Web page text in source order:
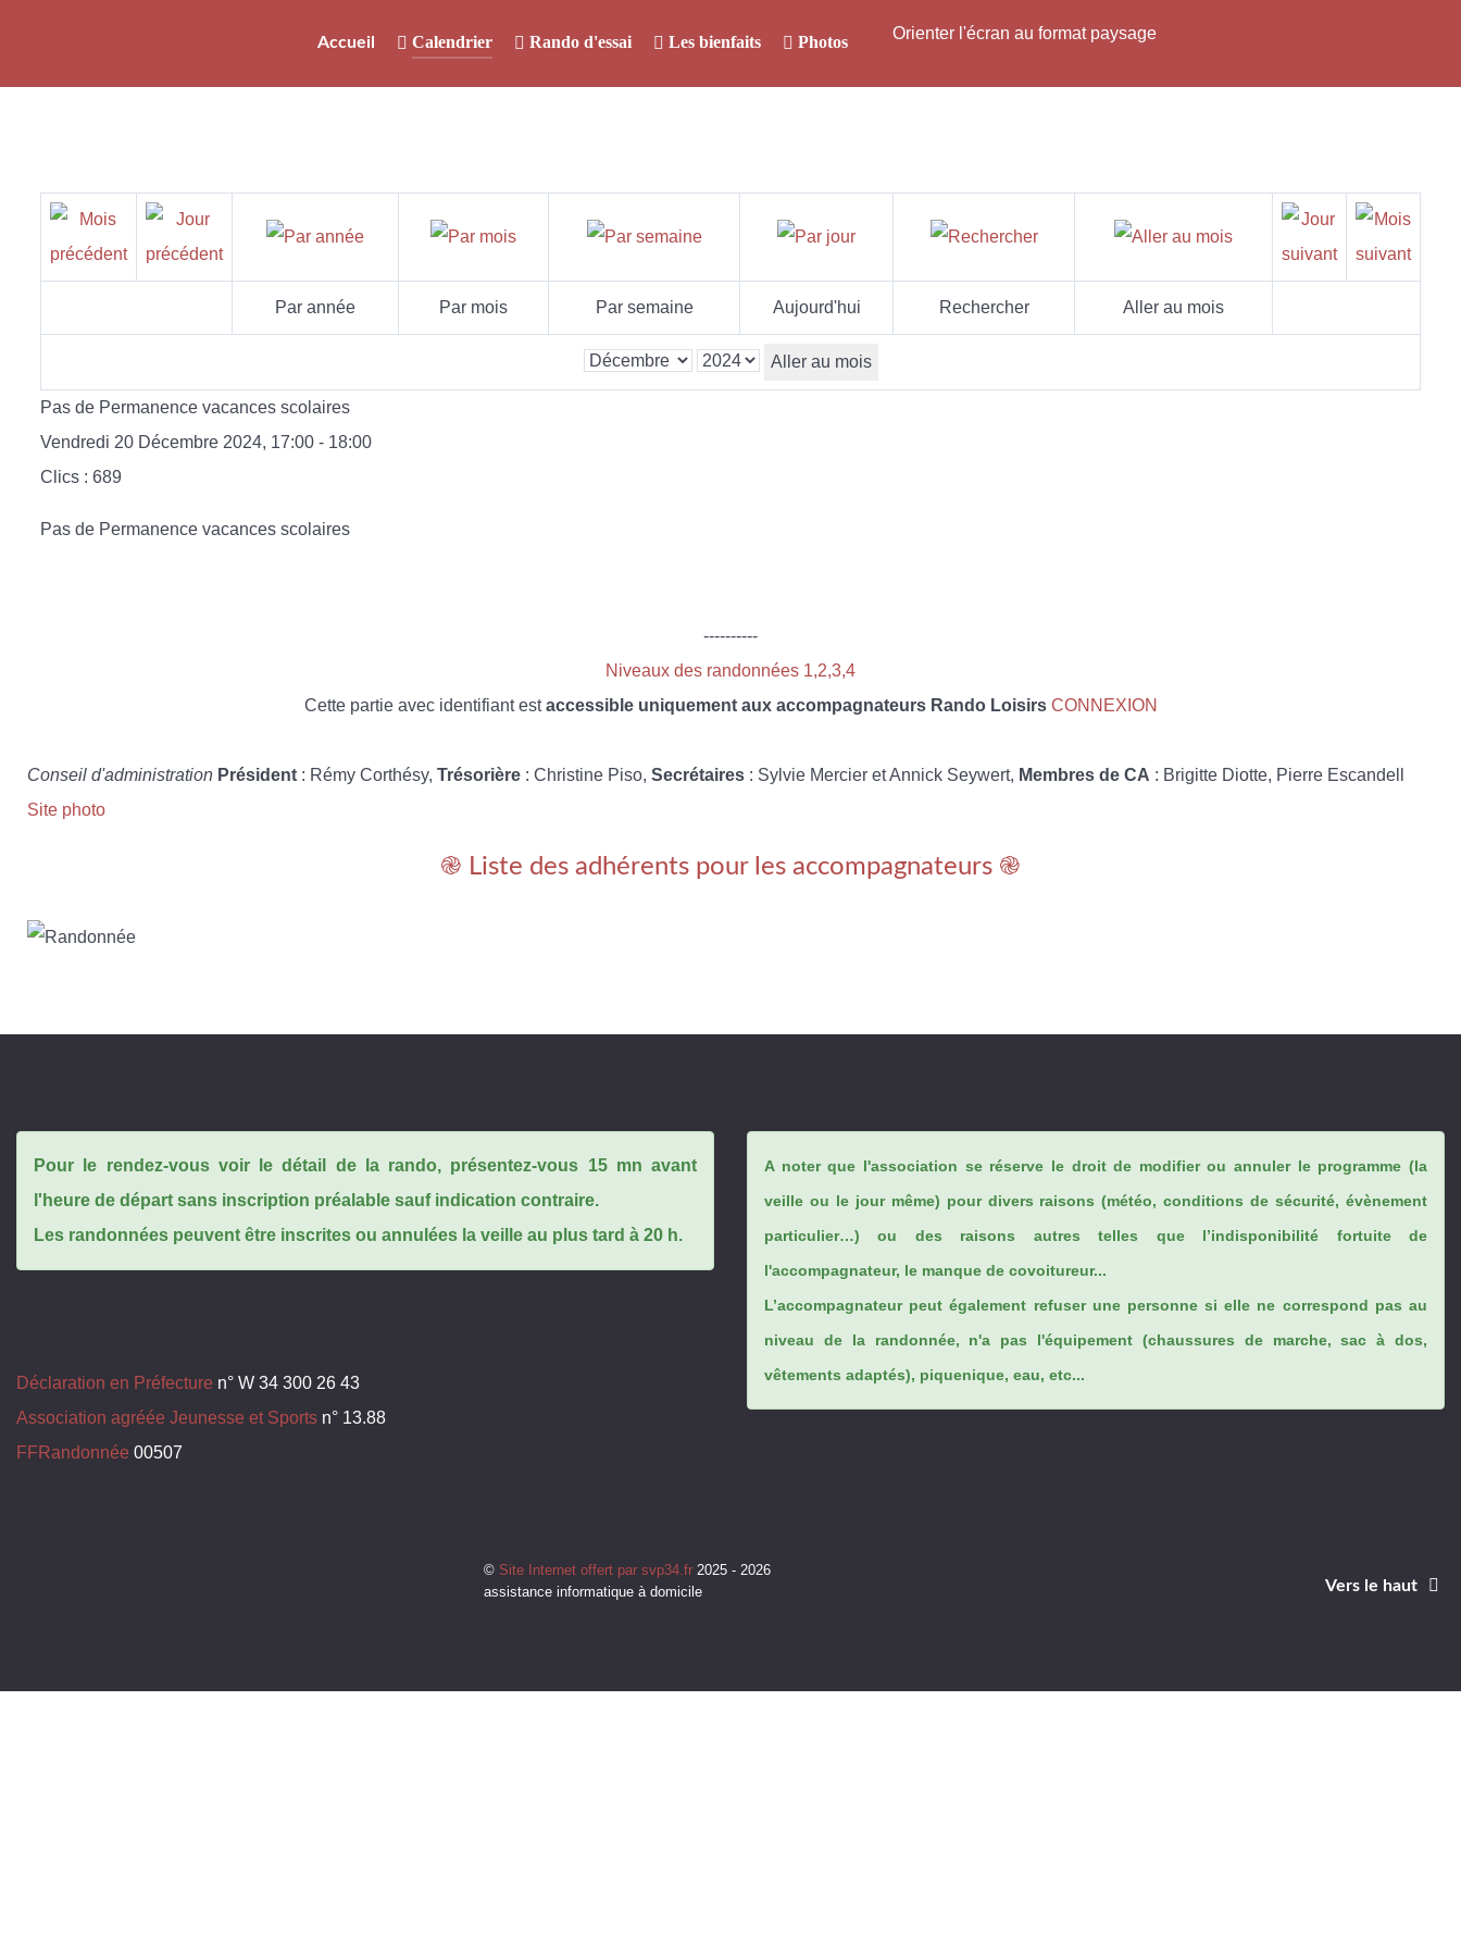
Accueil Calendrier Rando d'essai Les bienfaits Photos Orienter l'écran au format paysage
Par année Par mois Par semaine Aujourd'hui Rechercher Aller au mois
Aller au mois
Pas de Permanence vacances scolaires
Vendredi 20 Décembre 2024, 17:00 - 18:00
Clics : 689
Pas de Permanence vacances scolaires
----------
Niveaux des randonnées 1,2,3,4
Cette partie avec identifiant estaccessible uniquement aux accompagnateurs Rando Loisirs CONNEXION
Conseil d'administration Président : Rémy Corthésy, Trésorière : Christine Piso, Secrétaires : Sylvie Mercier et Annick Seywert, Membres de CA : Brigitte Diotte, Pierre Escandell
Site photo
֎ Liste des adhérents pour les accompagnateurs ֎
Pour le rendez-vous voir le détail de la rando, présentez-vous 15 mn avant
l'heure de départ sans inscription préalable sauf indication contraire.
Les randonnées peuvent être inscrites ou annulées la veille au plus tard à 20 h.
Déclaration en Préfecture n° W 34 300 26 43
Association agréée Jeunesse et Sports n° 13.88
FFRandonnée 00507
A noter que l'association se réserve le droit de modifier ou annuler le programme (la
veille ou le jour même) pour divers raisons (météo, conditions de sécurité, évènement
particulier…) ou des raisons autres telles que l’indisponibilité fortuite de
l'accompagnateur, le manque de covoitureur...
L’accompagnateur peut également refuser une personne si elle ne correspond pas au
niveau de la randonnée, n'a pas l'équipement (chaussures de marche, sac à dos,
vêtements adaptés), piquenique, eau, etc...
© Site Internet offert par svp34.fr 2025 - 2026
assistance informatique à domicile
Vers le haut